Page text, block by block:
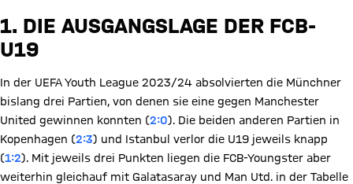
1. DIE AUSGANGSLAGE DER FCB-
U19
In der UEFA Youth League 2023/24 absolvierten die Münchner
bislang drei Partien, von denen sie eine gegen Manchester
United gewinnen konnten (2:0). Die beiden anderen Partien in
Kopenhagen (2:3) und Istanbul verlor die U19 jeweils knapp
(1:2). Mit jeweils drei Punkten liegen die FCB-Youngster aber
weiterhin gleichauf mit Galatasaray und Man Utd. in der Tabelle